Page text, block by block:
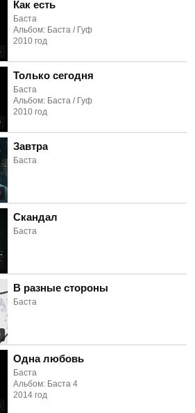
Как есть
Баста
Альбом: Баста / Гуф
2010 год
Только сегодня
Баста
Альбом: Баста / Гуф
2010 год
Завтра
Баста
Скандал
Баста
В разные стороны
Баста
Одна любовь
Баста
Альбом: Баста 4
2014 год